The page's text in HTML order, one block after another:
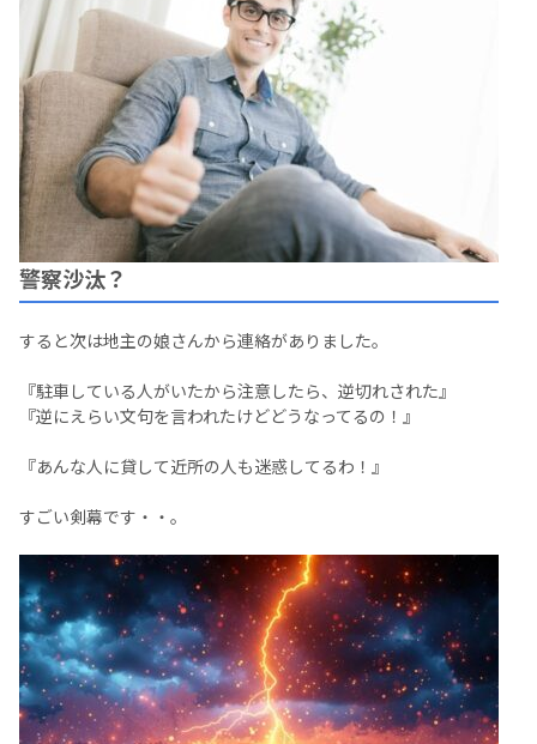
警察沙汰？
すると次は地主の娘さんから連絡がありました。
『駐車している人がいたから注意したら、逆切れされた』
『逆にえらい文句を言われたけどどうなってるの！』
『あんな人に貸して近所の人も迷惑してるわ！』
すごい剣幕です・・。